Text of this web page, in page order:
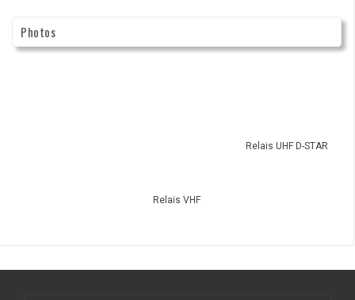
Photos
Relais UHF D-STAR
Relais VHF